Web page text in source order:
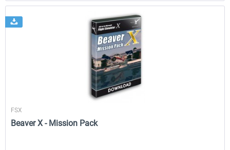
Aerosoft
FSX
Beaver X - Mission Pack